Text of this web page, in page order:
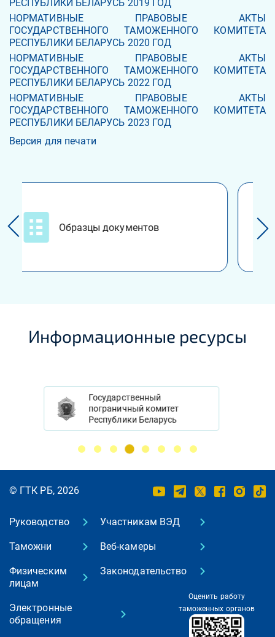
РЕСПУБЛИКИ БЕЛАРУСЬ 2019 ГОД
НОРМАТИВНЫЕ ПРАВОВЫЕ АКТЫ
ГОСУДАРСТВЕННОГО ТАМОЖЕННОГО КОМИТЕТА
РЕСПУБЛИКИ БЕЛАРУСЬ 2020 ГОД
НОРМАТИВНЫЕ ПРАВОВЫЕ АКТЫ
ГОСУДАРСТВЕННОГО ТАМОЖЕННОГО КОМИТЕТА
РЕСПУБЛИКИ БЕЛАРУСЬ 2022 ГОД
НОРМАТИВНЫЕ ПРАВОВЫЕ АКТЫ
ГОСУДАРСТВЕННОГО ТАМОЖЕННОГО КОМИТЕТА
РЕСПУБЛИКИ БЕЛАРУСЬ 2023 ГОД
Версия для печати
Республики Беларусь, в т.ч.
нормативные правовые акты
Информационные ресурсы
Национальный правовой
Интернет-портал
© ГТК РБ, 2026
Руководство
Таможни
Физическим
лицам
Участникам ВЭД
Веб-камеры
Законодательство
Электронные
обращения
Оценить работу
таможенных органов